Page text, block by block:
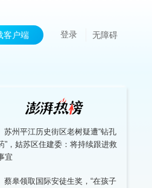
客户端 登录 无障碍
苏州平江历史街区老树疑遭“钻孔
”，姑苏区住建委：将持续跟进救
宜
蔡皋领取国际安徒生奖，“在孩子